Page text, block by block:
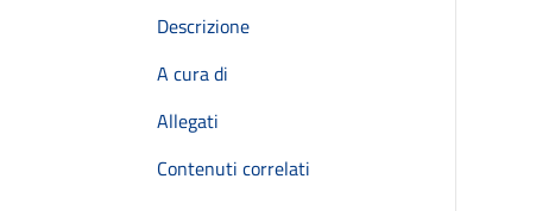
Descrizione
A cura di
Allegati
Contenuti correlati